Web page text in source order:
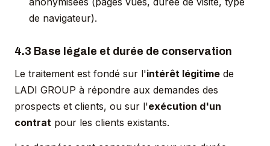
de navigateur).
4.3 Base légale et durée de conservation
Le traitement est fondé sur l'intérêt légitime de
LADI GROUP à répondre aux demandes des
prospects et clients, ou sur l'exécution d'un
contrat pour les clients existants.